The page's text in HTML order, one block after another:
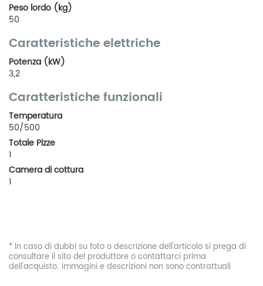
Peso lordo (kg)
50
Caratteristiche elettriche
Potenza (kW)
3,2
Caratteristiche funzionali
Temperatura
50/500
Totale Pizze
1
Camera di cottura
1
* In caso di dubbi su foto o descrizione dell'articolo si prega di
consultare il sito del produttore o contattarci prima
dell'acquisto: immagini e descrizioni non sono contrattuali